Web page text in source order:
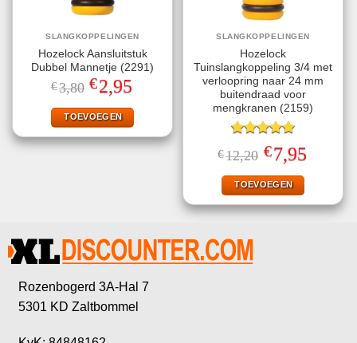
SLANGKOPPELINGEN
Hozelock Aansluitstuk
Dubbel Mannetje (2291)
€3,80 Oorspronkelijke
prijs
was:
€3,80.
€2,95
is:
€2,95.
TOEVOEGEN
SLANGKOPPELINGEN
Hozelock
Tuinslangkoppeling 3/4 met
verloopring naar 24 mm
buitendraad voor
mengkranen (2159)
Gewaardeerd
5.00uit 5
€12,20 Oorspronkelijke
prijs
was:
€12,20.
€7,95prijs
TOEVOEGEN
Rozenbogerd 3A-Hal 7
5301 KD Zaltbommel